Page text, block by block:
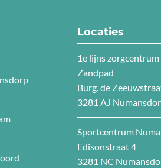
Locaties
1e lijns zorgcentrum
Zandpad
Burg. de
3281 AJ
Sportcentrum
Edisonstraat 4
3281 NC